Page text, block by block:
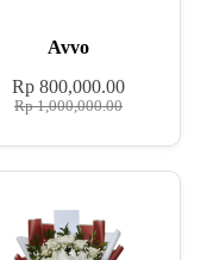
Avvo
Rp1,000,000.00
Rp 800,000.00